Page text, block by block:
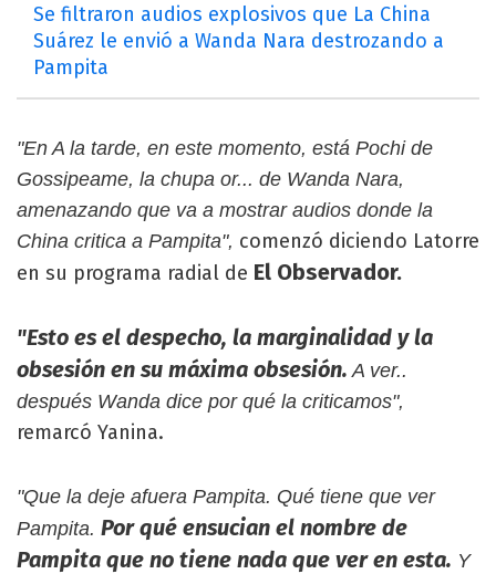
Se filtraron audios explosivos que La China
Suárez le envió a Wanda Nara destrozando a
Pampita
"En A la tarde, en este momento, está Pochi de
Gossipeame, la chupa or... de Wanda Nara,
amenazando que va a mostrar audios donde la
China critica a Pampita", comenzó diciendo Latorre
en su programa radial de El Observador.
"Esto es el despecho, la marginalidad y la
obsesión en su máxima obsesión. A ver..
después Wanda dice por qué la criticamos",
remarcó Yanina.
"Que la deje afuera Pampita. Qué tiene que ver
Pampita. Por qué ensucian el nombre de
Pampita que no tiene nada que ver en esta. Y